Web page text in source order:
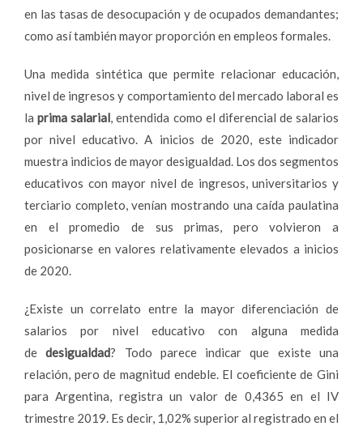
en las tasas de desocupación y de ocupados demandantes;
como así también mayor proporción en empleos formales.
Una medida sintética que permite relacionar educación,
nivel de ingresos y comportamiento del mercado laboral es
laprima salarial , entendida como el diferencial de salarios
por nivel educativo. A inicios de 2020, este indicador
muestra indicios de mayor desigualdad. Los dos segmentos
educativos con mayor nivel de ingresos, universitarios y
terciario completo, venían mostrando una caída paulatina
en el promedio de sus primas, pero volvieron a
posicionarse en valores relativamente elevados a inicios
de 2020.
¿Existe un correlato entre la mayor diferenciación de
salarios por nivel educativo con alguna medida
dedesigualdad? Todo parece indicar que existe una
relación, pero de magnitud endeble. El coeficiente de Gini
para Argentina, registra un valor de 0,4365 en el IV
trimestre 2019. Es decir, 1,02% superior al registrado en el